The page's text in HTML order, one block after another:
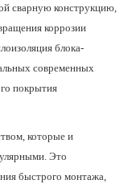
сварную конструкцию,
коррозии
блока-
современных
покрытия
которые и
Это
быстрого монтажа,